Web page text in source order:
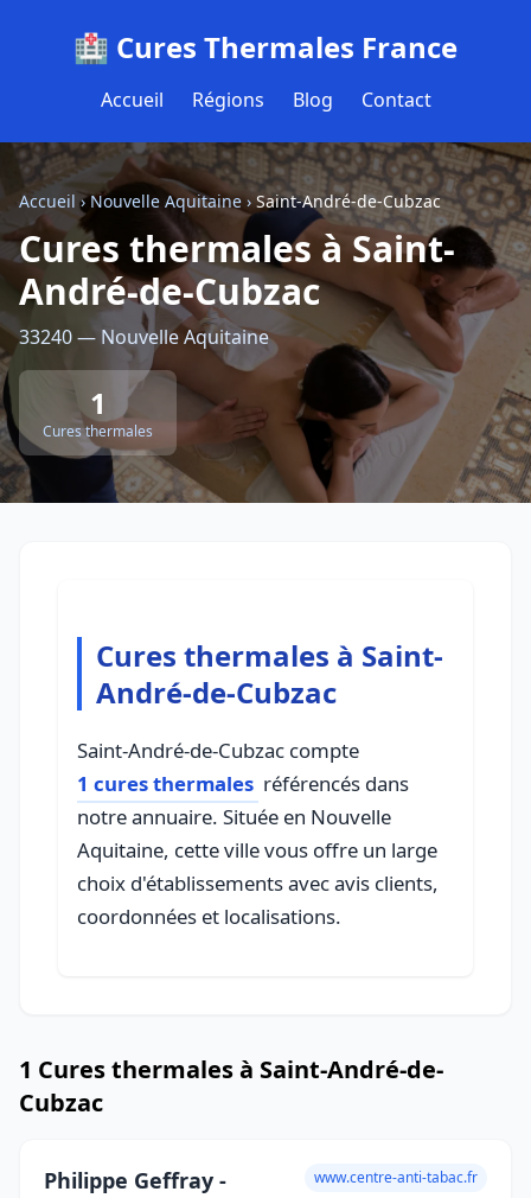
🏥 Cures Thermales France
Accueil Régions Blog Contact
Accueil ›Nouvelle Aquitaine›Saint-André-de-Cubzac
Cures thermales à Saint-
André-de-Cubzac
33240 — Nouvelle Aquitaine
1
Cures thermales
Cures thermales à Saint-
André-de-Cubzac
Saint-André-de-Cubzac compte
1 cures thermales référencés dans
notre annuaire. Située en Nouvelle
Aquitaine, cette ville vous offre un large
choix d'établissements avec avis clients,
coordonnées et localisations.
1 Cures thermales à Saint-André-de-
Cubzac
Philippe Geffray -
www.centre-anti-tabac.fr